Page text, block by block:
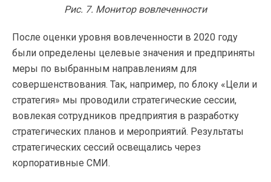
Рис. 7. Монитор вовлеченности
После оценки уровня вовлеченности в 2020 году
были определены целевые значения и предприняты
меры по выбранным направлениям для
совершенствования. Так, например, по блоку «Цели и
стратегия» мы проводили стратегические сессии,
вовлекая сотрудников предприятия в разработку
стратегических планов и мероприятий. Результаты
стратегических сессий освещались через
корпоративные СМИ.